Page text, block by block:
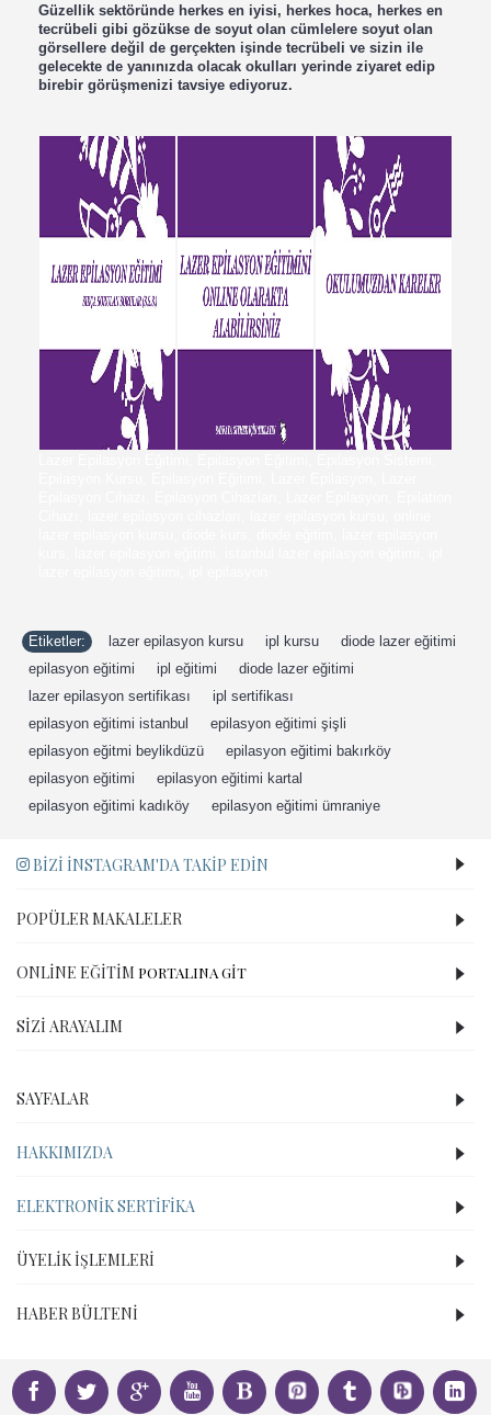
Güzellik sektöründe herkes en iyisi, herkes hoca, herkes en
tecrübeli gibi gözükse de soyut olan cümlelere soyut olan
görsellere değil de gerçekten işinde tecrübeli ve sizin ile
gelecekte de yanınızda olacak okulları yerinde ziyaret edip
birebir görüşmenizi tavsiye ediyoruz.
Etiketler: lazer epilasyon kursu ipl kursu diode lazer eğitimi
epilasyon eğitimi
ipl eğitimi diode lazer eğitimi
lazer epilasyon sertifikası
ipl sertifikası
epilasyon eğitimi istanbul
epilasyon eğitimi şişli
epilasyon eğitmi beylikdüzü
epilasyon eğitimi bakırköy
epilasyon eğitimi
epilasyon eğitimi kartal
epilasyon eğitimi kadıköy
epilasyon eğitimi ümraniye
BIZI İNSTAGRAM'DA TAKIP EDIN
POPÜLER MAKALELER
ONLINE EĞITIM PORTALINA GİT
SIZI ARAYALIM
SAYFALAR
HAKKIMIZDA
ELEKTRONIK SERTIFIKA
ÜYELIK İŞLEMLERI
HABER BÜLTENI